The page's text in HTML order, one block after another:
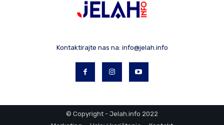
Kontaktirajte nas na: info@jelah.info
© Copyright - Jelah.info 2022